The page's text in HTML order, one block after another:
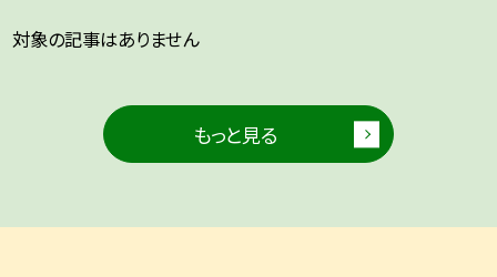
対象の記事はありません
もっと見る